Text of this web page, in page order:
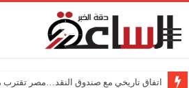
اتفاق تاريخي مع صندوق النقد…مصر تقترب من صرف 2.7 مليار دولار بعد